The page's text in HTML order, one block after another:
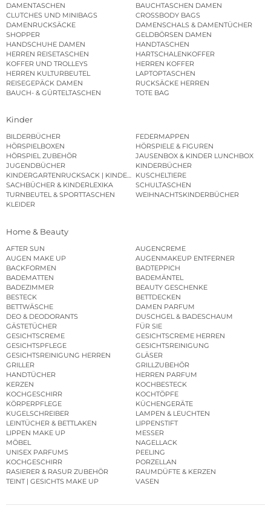
DAMENTASCHEN
BAUCHTASCHEN DAMEN
CLUTCHES UND MINIBAGS
CROSSBODY BAGS
DAMENRUCKSÄCKE
DAMENSCHALS & DAMENTÜCHER
SHOPPER
GELDBÖRSEN DAMEN
HANDSCHUHE DAMEN
HANDTASCHEN
HERREN REISETASCHEN
HARTSCHALENKOFFER
KOFFER UND TROLLEYS
HERREN KOFFER
HERREN KULTURBEUTEL
LAPTOPTASCHEN
REISEGEPÄCK DAMEN
RUCKSÄCKE HERREN
BAUCH- & GÜRTELTASCHEN
TOTE BAG
Kinder
BILDERBÜCHER
FEDERMAPPEN
HÖRSPIELBOXEN
HÖRSPIELE & FIGUREN
HÖRSPIEL ZUBEHÖR
JAUSENBOX & KINDER LUNCHBOX
JUGENDBÜCHER
KINDERBÜCHER
KINDERGARTENRUCKSACK | KINDERGARTENBEUTEL
KUSCHELTIERE
SACHBÜCHER & KINDERLEXIKA
SCHULTASCHEN
TURNBEUTEL & SPORTTASCHEN
WEIHNACHTSKINDERBÜCHER
KLEIDER
Home & Beauty
AFTER SUN
AUGENCREME
AUGEN MAKE UP
AUGENMAKEUP ENTFERNER
BACKFORMEN
BADTEPPICH
BADEMATTEN
BADEMÄNTEL
BADEZIMMER
BEAUTY GESCHENKE
BESTECK
BETTDECKEN
BETTWÄSCHE
DAMEN PARFUM
DEO & DEODORANTS
DUSCHGEL & BADESCHAUM
GÄSTETÜCHER
FÜR SIE
GESICHTSCREME
GESICHTSCREME HERREN
GESICHTSPFLEGE
GESICHTSREINIGUNG
GESICHTSREINIGUNG HERREN
GLÄSER
GRILLER
GRILLZUBEHÖR
HANDTÜCHER
HERREN PARFUM
KERZEN
KOCHBESTECK
KOCHGESCHIRR
KOCHTÖPFE
KÖRPERPFLEGE
KÜCHENGERÄTE
KUGELSCHREIBER
LAMPEN & LEUCHTEN
LEINTÜCHER & BETTLAKEN
LIPPENSTIFT
LIPPEN MAKE UP
MESSER
MÖBEL
NAGELLACK
UNISEX PARFUMS
PEELING
KOCHGESCHIRR
PORZELLAN
RASIERER & RASUR ZUBEHÖR
RAUMDÜFTE & KERZEN
TEINT | GESICHTS MAKE UP
VASEN